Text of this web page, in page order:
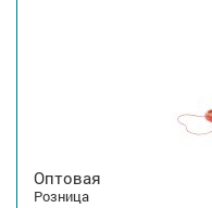
Оптовая
Розница